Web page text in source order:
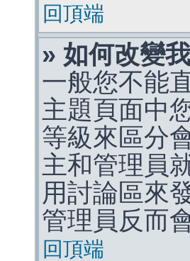
回頂端
» 如何改變
一般您不能
主題頁面中
等級來區分
主和管理員
用討論區來
管理員反而
回頂端